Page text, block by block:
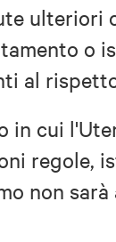
ulteriori
o
al
in cui
regole,
non